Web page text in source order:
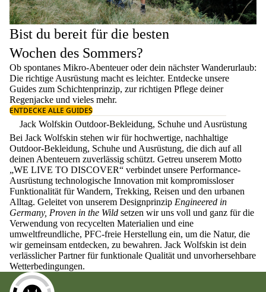
Bist du bereit für die besten
Wochen des Sommers?
Ob spontanes Mikro-Abenteuer oder dein nächster Wanderurlaub:
Die richtige Ausrüstung macht es leichter. Entdecke unsere
Guides zum Schichtenprinzip, zur richtigen Pflege deiner
Regenjacke und vieles mehr.
ENTDECKE ALLE GUIDES
Jack Wolfskin Outdoor-Bekleidung, Schuhe und Ausrüstung
Bei Jack Wolfskin stehen wir für hochwertige, nachhaltige
Outdoor-Bekleidung, Schuhe und Ausrüstung, die dich auf all
deinen Abenteuern zuverlässig schützt. Getreu unserem Motto
„WE LIVE TO DISCOVER“ verbindet unsere Performance-
Ausrüstung technologische Innovation mit kompromissloser
Funktionalität für Wandern, Trekking, Reisen und den urbanen
Alltag. Geleitet von unserem Designprinzip Engineered in
Germany, Proven in the Wild setzen wir uns voll und ganz für die
Verwendung von recycelten Materialien und eine
umweltfreundliche, PFC-freie Herstellung ein, um die Natur, die
wir gemeinsam entdecken, zu bewahren. Jack Wolfskin ist dein
verlässlicher Partner für funktionale Qualität und unvorhersehbare
Wetterbedingungen.